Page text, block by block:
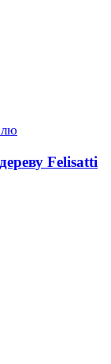
Felisatti